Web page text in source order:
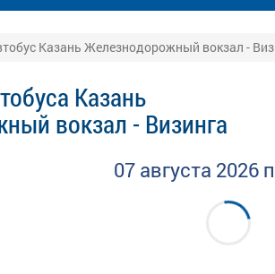
Казань Железнодорожный вокзал -
Казань
вокзал - Визинга
07 августа 2026